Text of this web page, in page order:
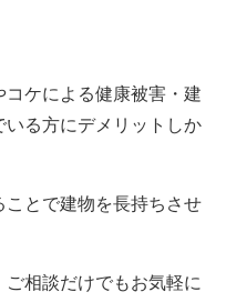
ケによる健康被害・建
いる方にデメリット しか
とで建物を長持ちさせ
相談だけでもお気軽に